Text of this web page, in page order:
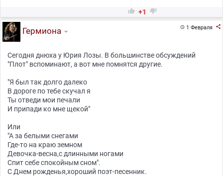
 +1 
1 Февраля 
Гермиона
Сегодня днюха у Юрия Лозы. В большинстве обсуждений
"Плот" вспоминают, а вот мне помнятся другие.
"Я был так долго далеко
В дороге по тебе скучал я
Ты отведи мои печали
И припади ко мне щекой"
Или
"А за белыми снегами
Где-то на краю земном
Девочка-весна,с длинными ногами
Спит себе спокойным сном".
С Днем рожденья,хороший поэт-песенник.